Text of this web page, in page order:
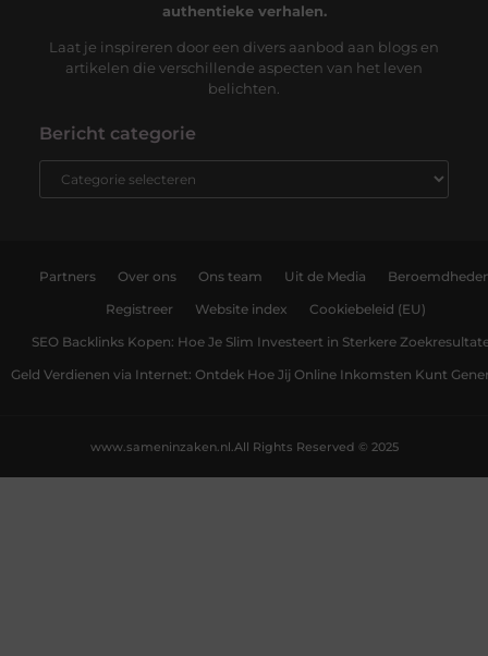
authentieke verhalen.
Laat je inspireren door een divers aanbod aan blogs en
artikelen die verschillende aspecten van het leven
belichten.
Bericht categorie
Partners Over ons Ons team Uit de Media
Registreer Website index Cookiebeleid (EU)
SEO Backlinks Kopen: Hoe Je Slim Investeert in Sterkere
Geld Verdienen via Internet: Ontdek Hoe Jij Online Inkomsten Kunt
All Rights Reserved © 2025
www.sameninzaken.nl.